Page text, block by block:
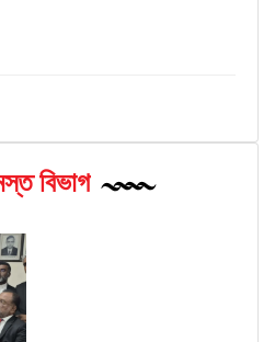
বিভাগ